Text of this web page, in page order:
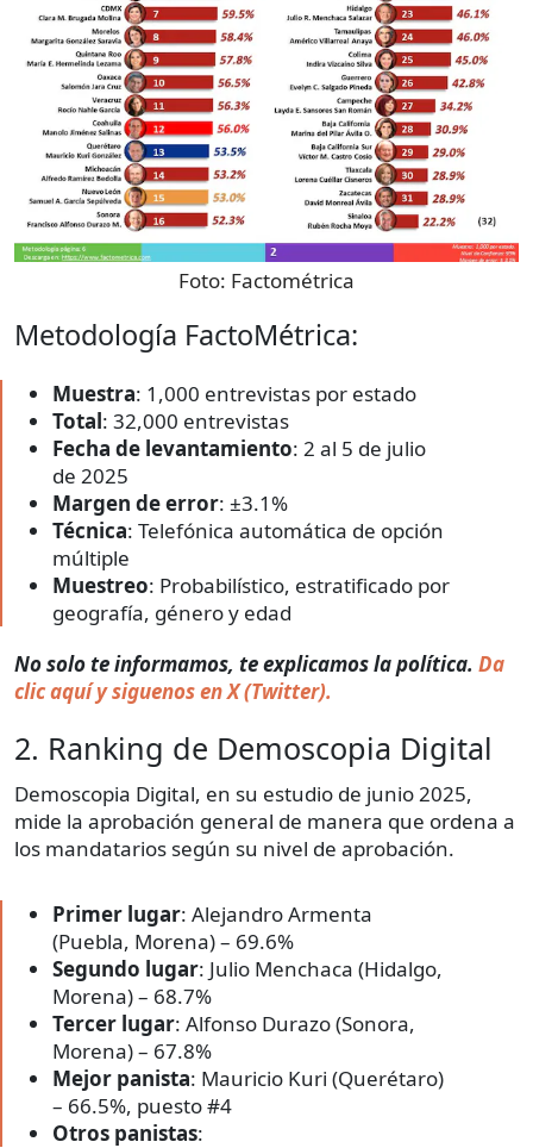
Foto: Factométrica
Metodología FactoMétrica:
Muestra: 1,000 entrevistas por estado
Total: 32,000 entrevistas
Fecha de levantamiento: 2 al 5 de julio
de 2025
Margen de error: ±3.1%
Técnica: Telefónica automática de opción
múltiple
Muestreo: Probabilístico, estratificado por
geografía, género y edad
No solo te informamos, te explicamos la política. Da
clic aquí y siguenos en X (Twitter).
2. Ranking de Demoscopia Digital
Demoscopia Digital, en su estudio de junio 2025,
mide la aprobación general de manera que ordena a
los mandatarios según su nivel de aprobación.
Primer lugar: Alejandro Armenta
(Puebla, Morena) – 69.6%
Segundo lugar: Julio Menchaca (Hidalgo,
Morena) – 68.7%
Tercer lugar: Alfonso Durazo (Sonora,
Morena) – 67.8%
Mejor panista: Mauricio Kuri (Querétaro)
– 66.5%, puesto #4
Otros panistas: